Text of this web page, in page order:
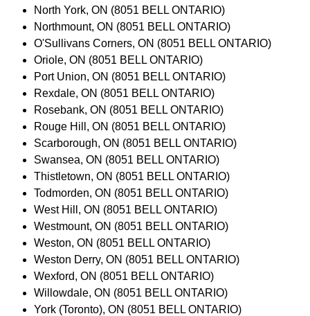
North York, ON (8051 BELL ONTARIO)
Northmount, ON (8051 BELL ONTARIO)
O'Sullivans Corners, ON (8051 BELL ONTARIO)
Oriole, ON (8051 BELL ONTARIO)
Port Union, ON (8051 BELL ONTARIO)
Rexdale, ON (8051 BELL ONTARIO)
Rosebank, ON (8051 BELL ONTARIO)
Rouge Hill, ON (8051 BELL ONTARIO)
Scarborough, ON (8051 BELL ONTARIO)
Swansea, ON (8051 BELL ONTARIO)
Thistletown, ON (8051 BELL ONTARIO)
Todmorden, ON (8051 BELL ONTARIO)
West Hill, ON (8051 BELL ONTARIO)
Westmount, ON (8051 BELL ONTARIO)
Weston, ON (8051 BELL ONTARIO)
Weston Derry, ON (8051 BELL ONTARIO)
Wexford, ON (8051 BELL ONTARIO)
Willowdale, ON (8051 BELL ONTARIO)
York (Toronto), ON (8051 BELL ONTARIO)